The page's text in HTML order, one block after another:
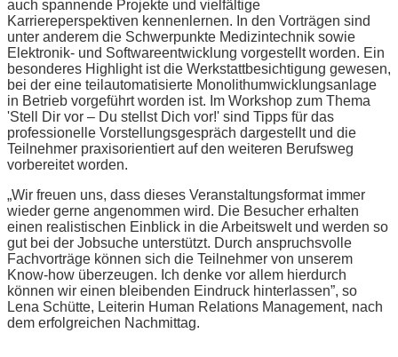
auch spannende Projekte und vielfältige
Karriereperspektiven kennenlernen. In den Vorträgen sind
unter anderem die Schwerpunkte Medizintechnik sowie
Elektronik- und Softwareentwicklung vorgestellt worden. Ein
besonderes Highlight ist die Werkstattbesichtigung gewesen,
bei der eine teilautomatisierte Monolithumwicklungsanlage
in Betrieb vorgeführt worden ist. Im Workshop zum Thema
'Stell Dir vor – Du stellst Dich vor!' sind Tipps für das
professionelle Vorstellungsgespräch dargestellt und die
Teilnehmer praxisorientiert auf den weiteren Berufsweg
vorbereitet worden.
„Wir freuen uns, dass dieses Veranstaltungsformat immer
wieder gerne angenommen wird. Die Besucher erhalten
einen realistischen Einblick in die Arbeitswelt und werden so
gut bei der Jobsuche unterstützt. Durch anspruchsvolle
Fachvorträge können sich die Teilnehmer von unserem
Know-how überzeugen. Ich denke vor allem hierdurch
können wir einen bleibenden Eindruck hinterlassen”, so
Lena Schütte, Leiterin Human Relations Management, nach
dem erfolgreichen Nachmittag.